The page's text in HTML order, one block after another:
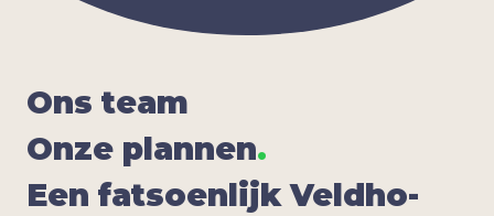
Ons team
Onze plan­nen.
Een fat­soen­lijk Veld­ho­